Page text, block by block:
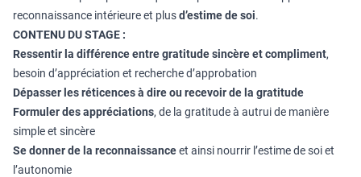
reconnaissance intérieure et plusd’estime de soi.
CONTENU DU STAGE :
Ressentir la différence entre gratitude sincère et compliment,
besoin d’appréciation et recherche d’approbation
Dépasser les réticences à dire ou recevoir de la gratitude
Formuler des appréciations, de la gratitude à autrui de manière
simple et sincère
Se donner de la reconnaissanceet ainsi nourrir l’estime de soi et
l’autonomie